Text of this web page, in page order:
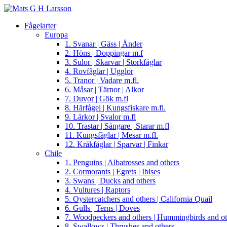
Fågelarter
Europa
1. Svanar | Gäss | Änder
2. Höns | Doppingar m.f
3. Sulor | Skarvar | Storkfåglar
4. Rovfåglar | Ugglor
5. Tranor | Vadare m.fl.
6. Måsar | Tärnor | Alkor
7. Duvor | Gök m.fl
8. Härfågel | Kungsfiskare m.fl.
9. Lärkor | Svalor m.fl
10. Trastar | Sångare | Starar m.fl
11. Kungsfåglar | Mesar m.fl.
12. Kråkfåglar | Sparvar | Finkar
Chile
1. Penguins | Albatrosses and others
2. Cormorants | Egrets | Ibises
3. Swans | Ducks and others
4. Vultures | Raptors
5. Oystercatchers and others | California Quail
6. Gulls | Terns | Doves
7. Woodpeckers and others | Hummingbirds and